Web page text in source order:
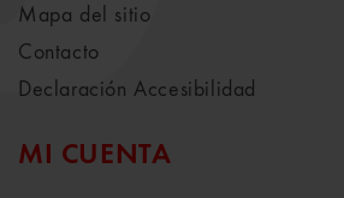
Mapa del sitio
Contacto
Declaración Accesibilidad
MI CUENTA